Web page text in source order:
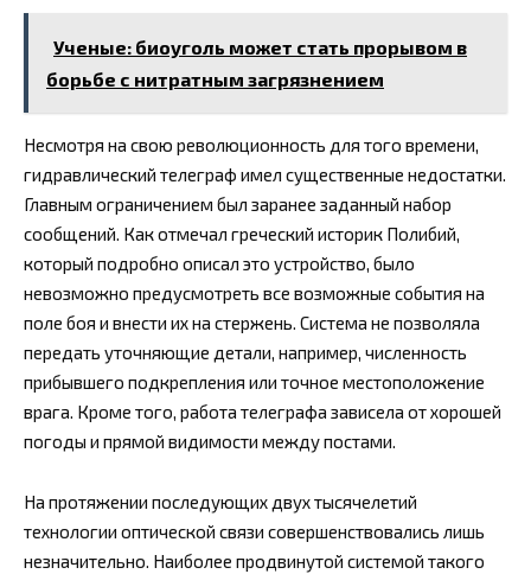
Ученые: биоуголь может стать прорывом в
борьбе с нитратным загрязнением
Несмотря на свою революционность для того времени,
гидравлический телеграф имел существенные недостатки.
Главным ограничением был заранее заданный набор
сообщений. Как отмечал греческий историк Полибий,
который подробно описал это устройство, было
невозможно предусмотреть все возможные события на
поле боя и внести их на стержень. Система не позволяла
передать уточняющие детали, например, численность
прибывшего подкрепления или точное местоположение
врага. Кроме того, работа телеграфа зависела от хорошей
погоды и прямой видимости между постами.
На протяжении последующих двух тысячелетий
технологии оптической связи совершенствовались лишь
незначительно. Наиболее продвинутой системой такого